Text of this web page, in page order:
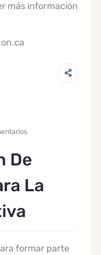
más información
De
La
formar parte